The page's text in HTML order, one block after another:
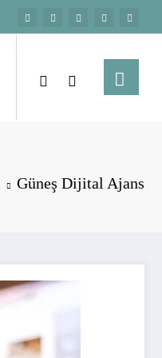
Güneş Dijital Ajans